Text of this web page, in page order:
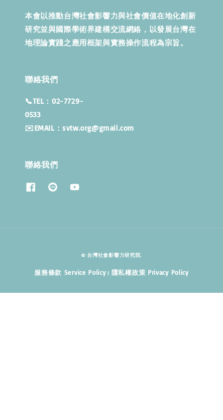
本會以推動台灣社會影響力與社會價值在地化創新
研究並與國際學術界建構交流網絡，以發展台灣在
地理論實踐之應用框架與實務操作流程為宗旨。
聯絡我們
📞TEL：02-7729-
✉️EMAIL：svtw.org@gmail.com
聯絡我們
© 台灣社會影響力研究院.
服務條款 Service Policy| 隱私權政策 Privacy Policy